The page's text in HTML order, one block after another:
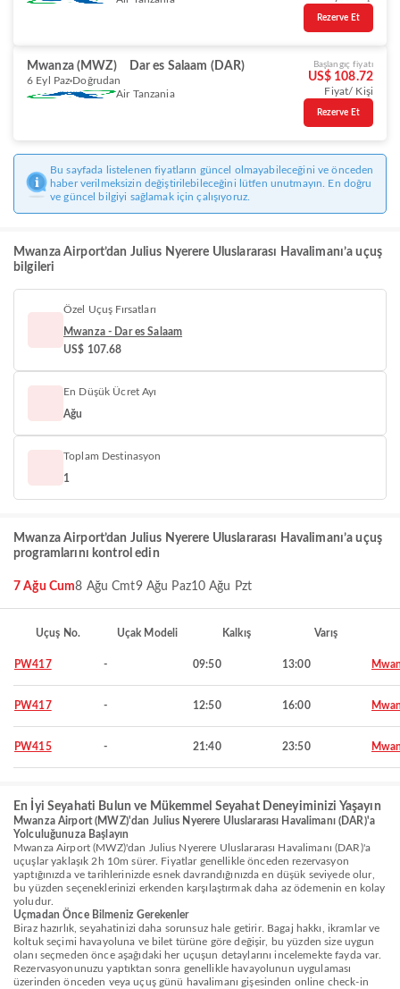
Rezerve Et
Mwanza (MWZ) Dar es Salaam (DAR)
6 Eyl Paz Doğrudan
Air Tanzania
Başlangıç fiyatı
US$ 108.72
Fiyat/ Kişi
Rezerve Et
Bu sayfada listelenen fiyatların güncel olmayabileceğini ve önceden
haber verilmeksizin değiştirilebileceğini lütfen unutmayın. En doğru
ve güncel bilgiyi sağlamak için çalışıyoruz.
Mwanza Airport’dan Julius Nyerere Uluslararası Havalimanı’a uçuş
bilgileri
Özel Uçuş Fırsatları
Mwanza - Dar es Salaam
US$ 107.68
En Düşük Ücret Ayı
Ağu
Toplam Destinasyon
1
Mwanza Airport’dan Julius Nyerere Uluslararası Havalimanı’a uçuş
programlarını kontrol edin
7 Ağu Cum8 Ağu Cmt9 Ağu Paz10 Ağu Pzt
Uçuş No. Uçak Modeli Kalkış Varış
PW417 - 09:50 13:00
PW417 - 12:50 16:00
PW415 - 21:40 23:50
En İyi Seyahati Bulun ve Mükemmel Seyahat Deneyiminizi Yaşayın
Mwanza Airport (MWZ)'dan Julius Nyerere Uluslararası Havalimanı (DAR)'a
Yolculuğunuza Başlayın
Mwanza Airport (MWZ)'dan Julius Nyerere Uluslararası Havalimanı (DAR)'a
uçuşlar yaklaşık 2h 10m sürer. Fiyatlar genellikle önceden rezervasyon
yaptığınızda ve tarihlerinizde esnek davrandığınızda en düşük seviyede olur,
bu yüzden seçeneklerinizi erkenden karşılaştırmak daha az ödemenin en kolay
yoludur.
Uçmadan Önce Bilmeniz Gerekenler
Biraz hazırlık, seyahatinizi daha sorunsuz hale getirir. Bagaj hakkı, ikramlar ve
koltuk seçimi havayoluna ve bilet türüne göre değişir, bu yüzden size uygun
olanı seçmeden önce aşağıdaki her uçuşun detaylarını incelemekte fayda var.
Rezervasyonunuzu yaptıktan sonra genellikle havayolunun uygulaması
üzerinden önceden veya uçuş günü havalimanı gişesinden online check-in